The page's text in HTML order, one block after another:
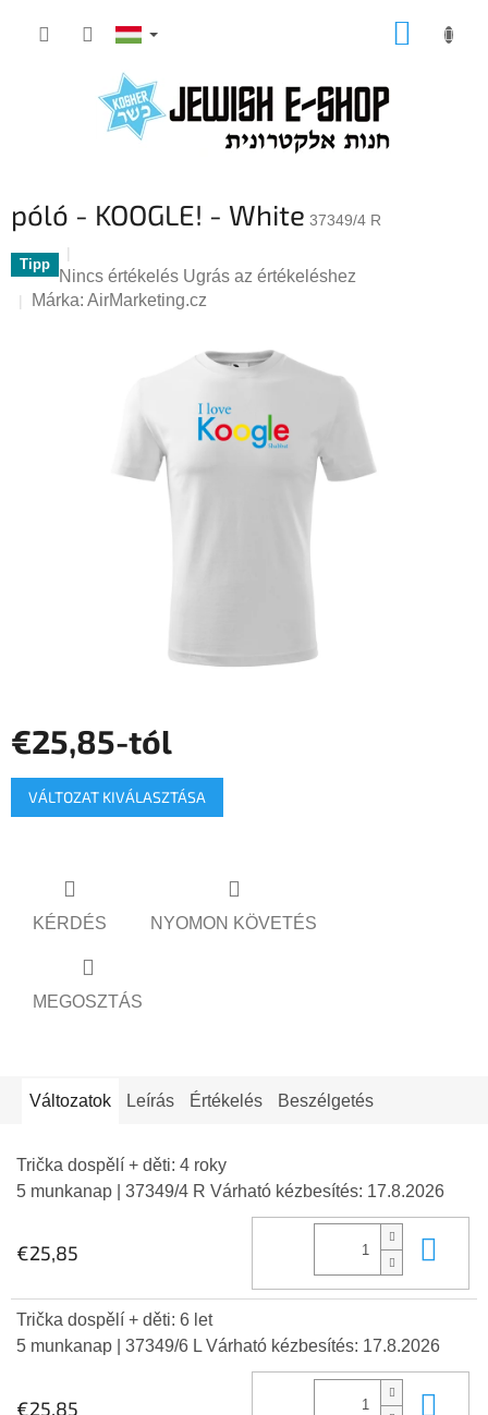
KOSÁR
póló - KOOGLE! - White 37349/4 R
Tipp
A
termék
Nincs értékelés Ugrás az értékeléshez
Márka: AirMarketing.cz
€25,85-tól
Egységár:
VÁLTOZAT KIVÁLASZTÁSA
KÉRDÉS NYOMON KÖVETÉS
MEGOSZTÁS
Változatok Leírás Értékelés Beszélgetés
Trička dospělí + děti: 4 roky
5 munkanap
| 37349/4 R Várható kézbesítés: 17.8.2026
€25,85
Trička dospělí + děti: 6 let
5 munkanap
| 37349/6 L Várható kézbesítés: 17.8.2026
€25,85